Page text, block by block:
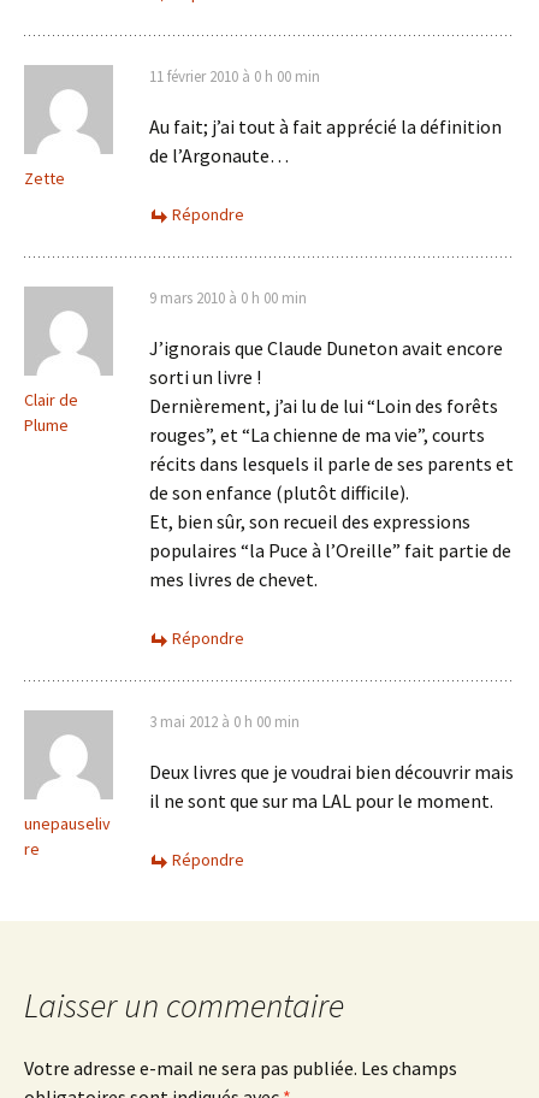
Zette
11 février 2010 à 0 h 00 min
Au fait; j’ai tout à fait apprécié la définition
de l’Argonaute…
Répondre
Clair de
Plume
9 mars 2010 à 0 h 00 min
J’ignorais que Claude Duneton avait encore
sorti un livre !
Dernièrement, j’ai lu de lui “Loin des forêts
rouges”, et “La chienne de ma vie”, courts
récits dans lesquels il parle de ses parents et
de son enfance (plutôt difficile).
Et, bien sûr, son recueil des expressions
populaires “la Puce à l’Oreille” fait partie de
mes livres de chevet.
Répondre
unepauseliv
re
3 mai 2012 à 0 h 00 min
Deux livres que je voudrai bien découvrir mais
il ne sont que sur ma LAL pour le moment.
Répondre
Laisser un commentaire
Votre adresse e-mail ne sera pas publiée. Les champs